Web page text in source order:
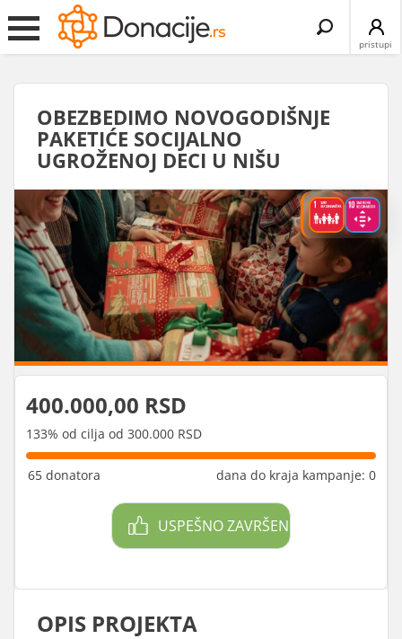
pristupi
Search
OBEZBEDIMO NOVOGODIŠNJE
PAKETIĆE SOCIJALNO
UGROŽENOJ DECI U NIŠU
400.000,00 RSD
133% od cilja od 300.000 RSD
65 donatora dana do kraja kampanje: 0
USPEŠNO ZAVRŠEN
OPIS PROJEKTA